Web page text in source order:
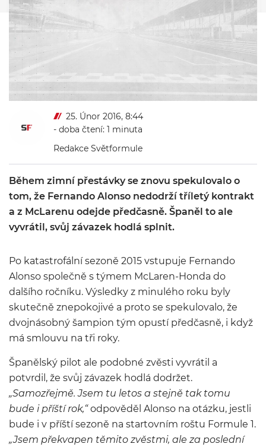
25. Únor 2016, 8:44
- doba čtení: 1 minuta
Redakce Světformule
Během zimní přestávky se znovu spekulovalo o
tom, že Fernando Alonso nedodrží tříletý kontrakt
a z McLarenu odejde předčasně. Španěl to ale
vyvrátil, svůj závazek hodlá splnit.
Po katastrofální sezoně 2015 vstupuje Fernando
Alonso společně s týmem McLaren-Honda do
dalšího ročníku. Výsledky z minulého roku byly
skutečně znepokojivé a proto se spekulovalo, že
dvojnásobný šampion tým opustí předčasně, i když
má smlouvu na tři roky.
Španělský pilot ale podobné zvěsti vyvrátil a
potvrdil, že svůj závazek hodlá dodržet.
„Samozřejmě. Jsem tu letos a stejně tak tomu
bude i příští rok,“odpověděl Alonso na otázku, jestli
bude i v příští sezoně na startovním roštu Formule 1.
„Jsem překvapen těmito zvěstmi, ale za poslední